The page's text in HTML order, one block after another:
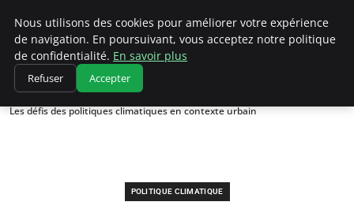
Climatedebtagents
Accueil
Politique climatique
Les défis des politiques climatiques en contexte urbain
POLITIQUE CLIMATIQUE
Nous utilisons des cookies pour améliorer votre expérience
de navigation. En poursuivant, vous acceptez notre politique
de confidentialité. En savoir plus
Refuser Accepter